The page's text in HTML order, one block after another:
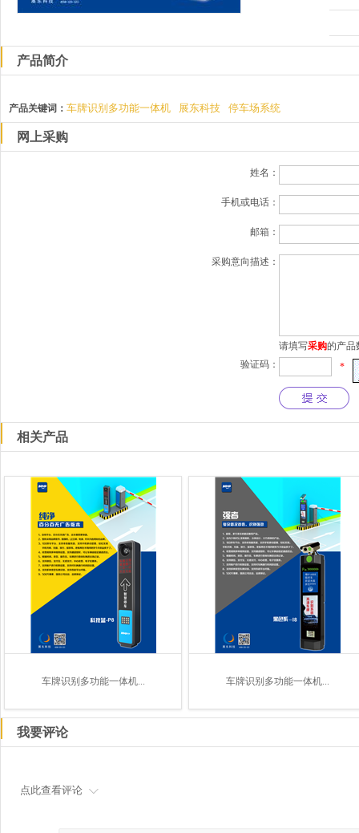
产品简介
产品关键词： 车牌识别多功能一体机 展东科技 停车场系统
网上采购
姓名：
手机或电话：
邮箱：
采购意向描述：
请填写采购的产品
验证码：
*
相关产品
车牌识别多功能一体机... 车牌识别多功能一体机...
我要评论
点此查看评论